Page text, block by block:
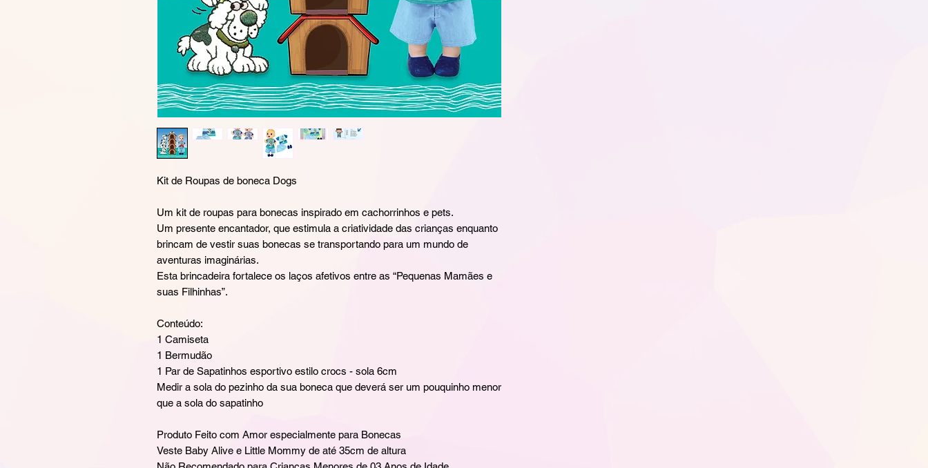
Kit de Roupas de boneca Dogs
Um kit de roupas para bonecas inspirado em cachorrinhos e pets.
Um presente encantador, que estimula a criatividade das crianças enquanto
brincam de vestir suas bonecas se transportando para um mundo de
aventuras imaginárias.
Esta brincadeira fortalece os laços afetivos entre as “Pequenas Mamães e
suas Filhinhas”.
Conteúdo:
1 Camiseta
1 Bermudão
1 Par de Sapatinhos esportivo estilo crocs - sola 6cm
Medir a sola do pezinho da sua boneca que deverá ser um pouquinho menor
que a sola do sapatinho
Produto Feito com Amor especialmente para Bonecas
Veste Baby Alive e Little Mommy de até 35cm de altura